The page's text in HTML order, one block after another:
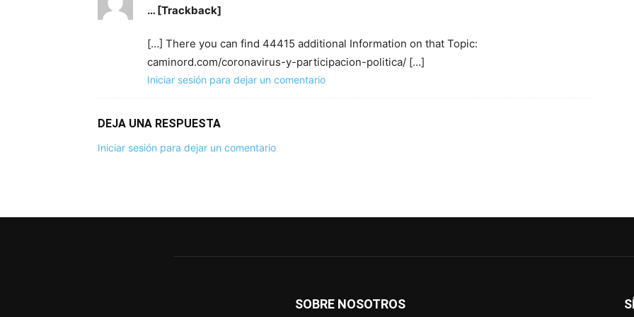
… [Trackback]
[…] There you can find 44415 additional Information on that Topic:
caminord.com/coronavirus-y-participacion-politica/ […]
Iniciar sesión para dejar un comentario
DEJA UNA RESPUESTA
Iniciar sesión para dejar un comentario
SOBRE NOSOTROS